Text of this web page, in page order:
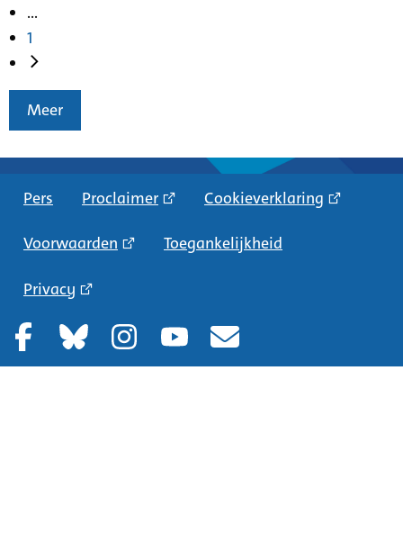
...
1
Meer
Pers Proclaimer Cookieverklaring
Voorwaarden Toegankelijkheid
Privacy